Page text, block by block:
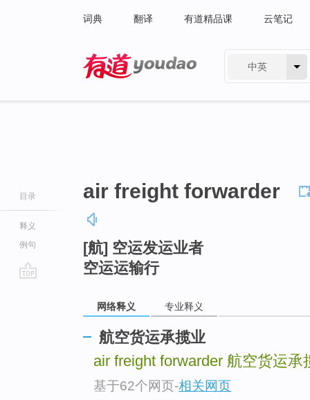
词典 翻译 有道精品课 云笔记
中英
目录
释义
例句
air freight forwarder
[航] 空运发运业者
空运运输行
网络释义 专业释义
航空货运承揽业
air freight forwarder 航空货运承
基于62个网页-相关网页